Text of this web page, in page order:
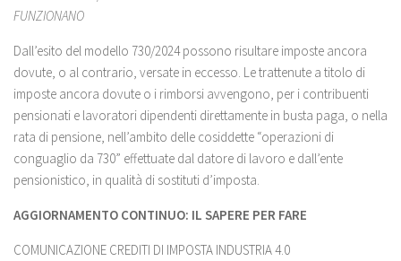
FUNZIONANO
Dall’esito del modello 730/2024 possono risultare imposte ancora
dovute, o al contrario, versate in eccesso. Le trattenute a titolo di
imposte ancora dovute o i rimborsi avvengono, per i contribuenti
pensionati e lavoratori dipendenti direttamente in busta paga, o nella
rata di pensione, nell’ambito delle cosiddette “operazioni di
conguaglio da 730” effettuate dal datore di lavoro e dall’ente
pensionistico, in qualità di sostituti d’imposta.
AGGIORNAMENTO CONTINUO: IL SAPERE PER FARE
COMUNICAZIONE CREDITI DI IMPOSTA INDUSTRIA 4.0